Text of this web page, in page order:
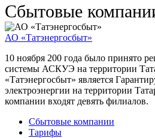
Сбытовые
АО «Татэнергосбыт»
10 ноября 200 года было принято
системы АСКУЭ на территории
«Татэнергосбыт» является
электроэнергии на территории
компании входят девять филиалов.
Сбытовые компании
Тарифы